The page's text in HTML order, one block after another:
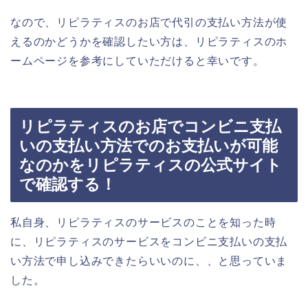
なので、リピラティスのお店で代引の支払い方法が使
えるのかどうかを確認したい方は、リピラティスのホ
ームページを参考にしていただけると幸いです。
リピラティスのお店でコンビニ支払
いの支払い方法でのお支払いが可能
なのかをリピラティスの公式サイト
で確認する！
私自身、リピラティスのサービスのことを知った時
に、リピラティスのサービスをコンビニ支払いの支払
い方法で申し込みできたらいいのに、、と思っていま
した。